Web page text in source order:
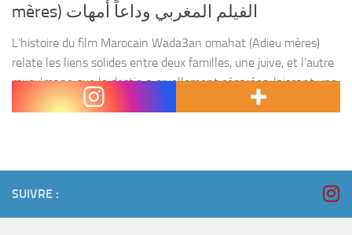
mères) الفيلم المغربي وداعاً أمهات
L’histoire du film Marocain Wada3an omahat (Adieu mères)
relate les liens solides entre deux familles, une juive, et l’autre
musulmane que le destin a cruellement séparées, laissant une
noble mission à l’une d’entre elles....
SUIVRE :